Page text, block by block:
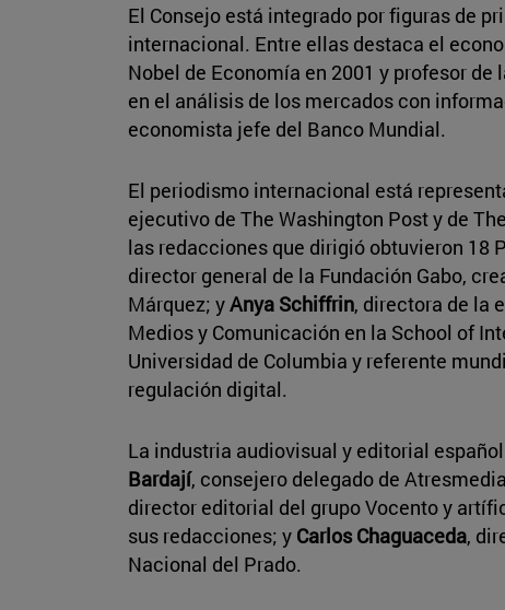
El Consejo está integrado por figuras de
internacional. Entre ellas destaca el
Nobel de Economía en 2001 y profesor
en el análisis de los mercados con
economista jefe del Banco Mundial.
El periodismo internacional está
ejecutivo de The Washington Post y de
las redacciones que dirigió obtuvieron 18
director general de la Fundación Gabo,
Márquez; yAnya Schiffrin, directora de la
Medios y Comunicación en la School of
Universidad de Columbia y referente
regulación digital.
La industria audiovisual y editorial
Bardají, consejero delegado de
director editorial del grupo Vocento y
sus redacciones; y Carlos Chaguaceda,
Nacional del Prado.